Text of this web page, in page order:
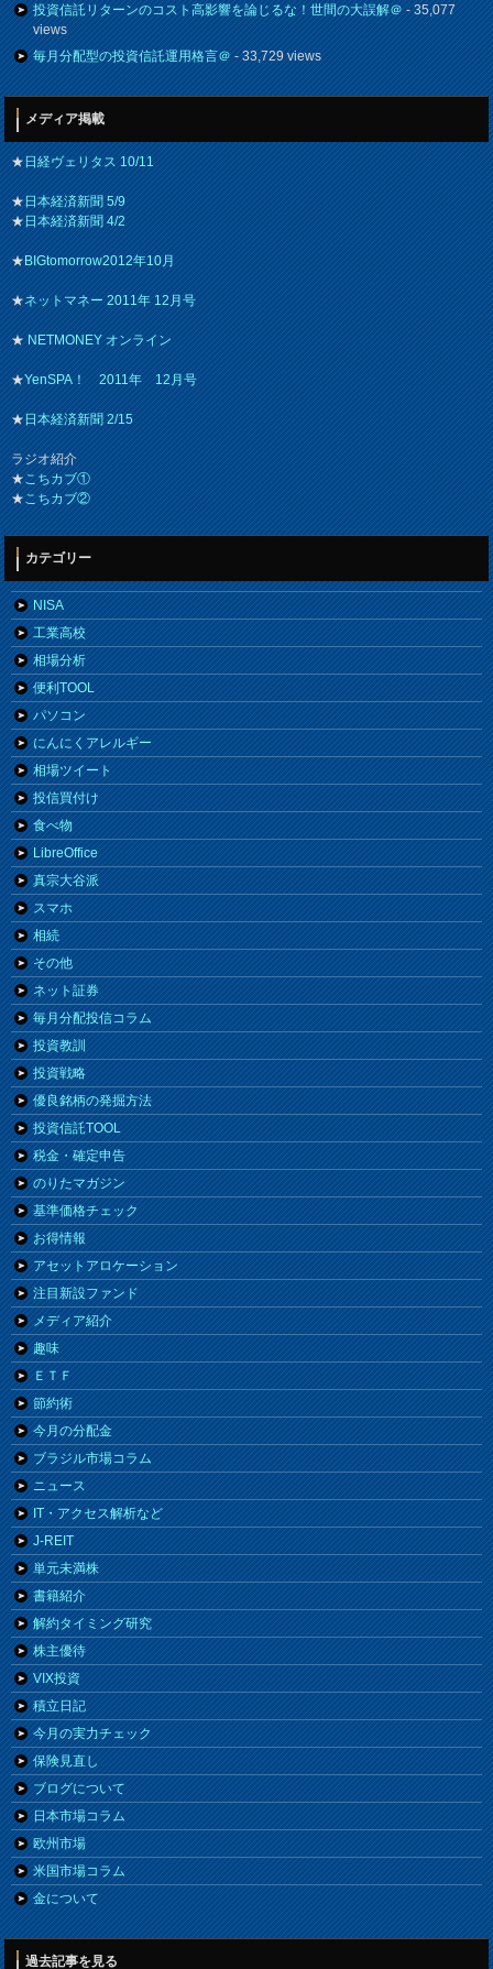
投資信託リターンのコスト高影響を論じるな！世間の大誤解＠- 35,077
views
毎月分配型の投資信託運用格言＠- 33,729 views
メディア掲載
★日経ヴェリタス 10/11
★日本経済新聞 5/9
★日本経済新聞 4/2
★BIGtomorrow2012年10月
★ネットマネー 2011年 12月号
★NETMONEY オンライン
★YenSPA！ 2011年 12月号
★日本経済新聞 2/15
ラジオ紹介
★こちカブ①
★こちカブ②
カテゴリー
NISA
工業高校
相場分析
便利TOOL
パソコン
にんにくアレルギー
相場ツイート
投信買付け
食べ物
LibreOffice
真宗大谷派
スマホ
相続
その他
ネット証券
毎月分配投信コラム
投資教訓
投資戦略
優良銘柄の発掘方法
投資信託TOOL
税金・確定申告
のりたマガジン
基準価格チェック
お得情報
アセットアロケーション
注目新設ファンド
メディア紹介
趣味
ＥＴＦ
節約術
今月の分配金
ブラジル市場コラム
ニュース
IT・アクセス解析など
J-REIT
単元未満株
書籍紹介
解約タイミング研究
株主優待
VIX投資
積立日記
今月の実力チェック
保険見直し
ブログについて
日本市場コラム
欧州市場
米国市場コラム
金について
過去記事を見る